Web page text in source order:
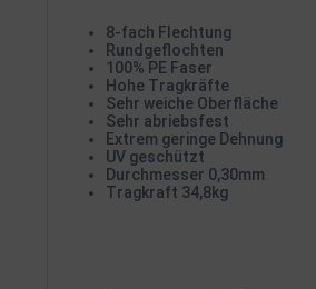
8-fach Flechtung
Rundgeflochten
100% PE Faser
Hohe Tragkräfte
Sehr weiche Oberfläche
Sehr abriebsfest
Extrem geringe Dehnung
UV geschützt
Durchmesser 0,30mm
Tragkraft 34,8kg